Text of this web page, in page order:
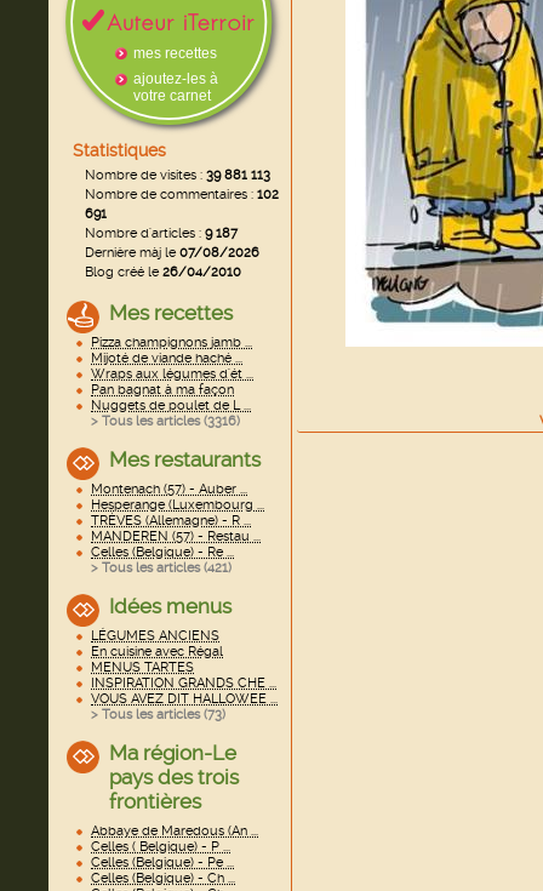
mes recettes
ajoutez-les à
votre carnet
Statistiques
Nombre de visites : 39 881 113
Nombre de commentaires : 102
691
Nombre d'articles : 9 187
Dernière màj le07/08/2026
Blog créé le26/04/2010
Mes recettes
Pizza champignons jamb ...
Mijoté de viande haché ...
Wraps aux légumes d'ét ...
Pan bagnat à ma façon
Nuggets de poulet de L ...
> Tous les articles (3316)
Mes restaurants
Montenach (57) - Auber ...
Hesperange (Luxembourg ...
TRÈVES (Allemagne) - R ...
MANDEREN (57) - Restau ...
Celles (Belgique) - Re ...
> Tous les articles (421)
Idées menus
LÉGUMES ANCIENS
En cuisine avec Régal
MENUS TARTES
INSPIRATION GRANDS CHE ...
VOUS AVEZ DIT HALLOWEE ...
> Tous les articles (73)
Ma région-Le
pays des trois
frontières
Abbaye de Maredous (An ...
Celles ( Belgique) - P ...
Celles (Belgique) - Pe ...
Celles (Belgique) - Ch ...